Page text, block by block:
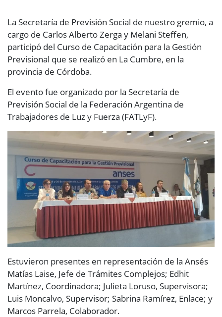
La Secretaría de Previsión Social de nuestro gremio, a
cargo de Carlos Alberto Zerga y Melani Steffen,
participó del Curso de Capacitación para la Gestión
Previsional que se realizó en La Cumbre, en la
provincia de Córdoba.
El evento fue organizado por la Secretaría de
Previsión Social de la Federación Argentina de
Trabajadores de Luz y Fuerza (FATLyF).
Estuvieron presentes en representación de la Ansés
Matías Laise, Jefe de Trámites Complejos; Edhit
Martínez, Coordinadora; Julieta Loruso, Supervisora;
Luis Moncalvo, Supervisor; Sabrina Ramírez, Enlace; y
Marcos Parrela, Colaborador.